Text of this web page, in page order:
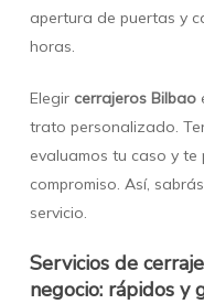
apertura de puertas y
horas.
Elegir cerrajeros Bilbao
trato personalizado.
evaluamos tu caso y te
compromiso. Así,
servicio.
Servicios de
negocio: rápidos y